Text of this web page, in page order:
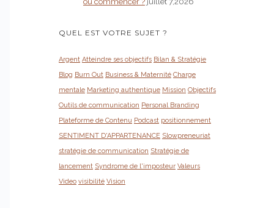
QUEL EST VOTRE SUJET ?
Argent Atteindre ses objectifs Bilan & Stratégie
Blog Burn Out Business & Maternité Charge
mentale Marketing authentique Mission Objectifs
Outils de communication Personal Branding
Plateforme de Contenu Podcast positionnement
SENTIMENT D'APPARTENANCE Slowpreneuriat
stratégie de communication Stratégie de
lancement Syndrome de l'imposteur Valeurs
Video visibilité Vision